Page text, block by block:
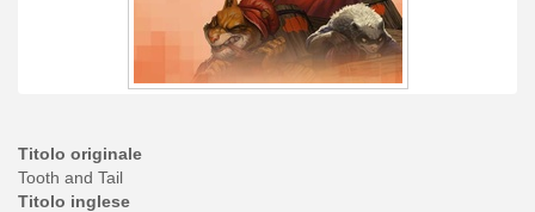
Titolo originale
Tooth and Tail
Titolo inglese